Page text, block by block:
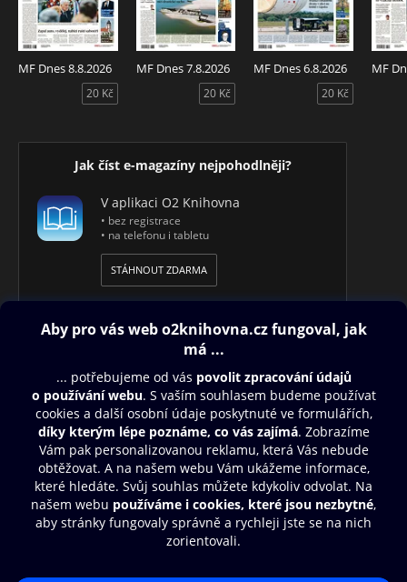
MF Dnes 8.8.2026
20 Kč
MF Dnes 7.8.2026
20 Kč
MF Dnes 6.8.2026
20 Kč
MF
Jak číst e-magazíny nejpohodlněji?
V aplikaci O2 Knihovna
• bez registrace
• na telefonu i tabletu
STÁHNOUT ZDARMA
Obsah ke stažení
Moje O2 Knihovna
Další zábava
© O2 Czech Republic a.s.